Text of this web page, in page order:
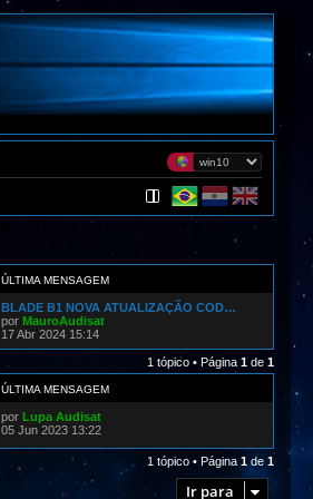
ÚLTIMA MENSAGEM
BLADE B1 NOVA ATUALIZAÇÃO COD…
por MauroAudisat
17 Abr 2024 15:14
1 tópico • Página 1 de 1
ÚLTIMA MENSAGEM
por Lupa Audisat
05 Jun 2023 13:22
1 tópico • Página 1 de 1
Ir para